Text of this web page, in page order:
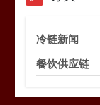
冷链新闻
餐饮供应链